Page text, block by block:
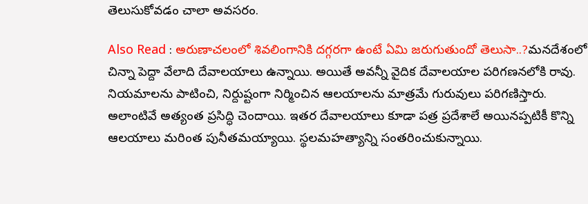
తెలుసుకోవడం చాలా అవసరం.
Also Read : అరుణాచలంలో శివలింగానికి దగ్గరగా ఉంటే ఏమి జరుగుతుందో తెలుసా..?మనదేశంలో
చిన్నా పెద్దా వేలాది దేవాలయాలు ఉన్నాయి. అయితే అవన్నీ వైదిక దేవాలయాల పరిగణనలోకి రావు.
నియమాలను పాటించి, నిర్దుష్టంగా నిర్మించిన ఆలయాలను మాత్రమే గురువులు పరిగణిస్తారు.
అలాంటివే అత్యంత ప్రసిద్ధి చెందాయి. ఇతర దేవాలయాలు కూడా పవిత్ర ప్రదేశాలే అయినప్పటికీ కొన్ని
ఆలయాలు మరింత పునీతమయ్యాయి. స్థలమహత్యాన్ని సంతరించుకున్నాయి.